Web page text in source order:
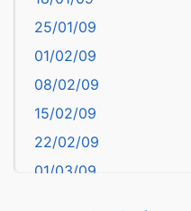
Bayburt
Bilecik
Bingöl
Bitlis
Bolu
Burdur
25/01/09
01/02/09
08/02/09
15/02/09
22/02/09
01/03/09